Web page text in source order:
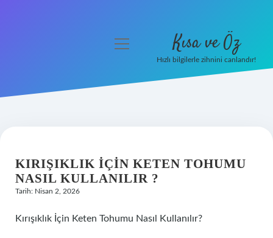
Hakkımızda
menüyü
Kısa ve Öz
Hızlı bilgilerle zihnini canlandır!
KIRIŞIKLIK IÇIN KETEN TOHUMU
NASIL KULLANILIR ?
Tarih: Nisan 2, 2026
Kırışıklık İçin Keten Tohumu Nasıl Kullanılır?